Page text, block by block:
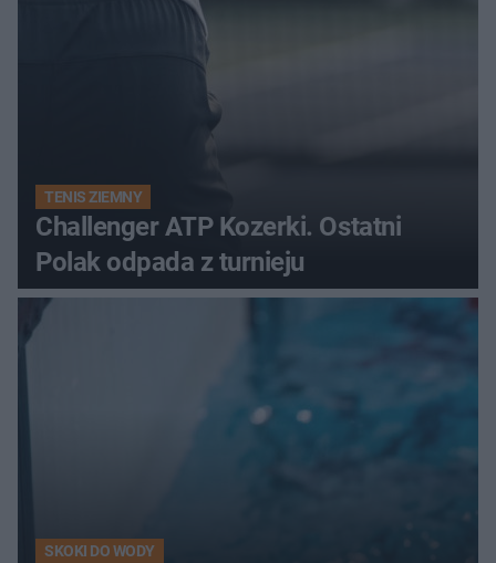
TENIS ZIEMNY
Challenger ATP Kozerki. Ostatni
Polak odpada z turnieju
SKOKI DO WODY